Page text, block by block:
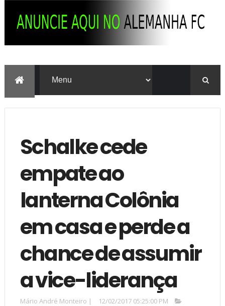
Schalke cede
empate ao
lanterna Colônia
em casa e perde a
chance de assumir
a vice-liderança
Mário André Monteiro |
12/02/2017 05:25:00 PM